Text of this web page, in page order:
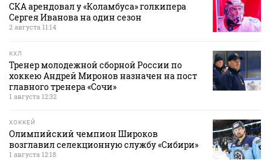
СКА арендовал у «Коламбуса» голкипера
Сергея Иванова на один сезон
2 августа 11:14
КХЛ
Тренер молодежной сборной России по
хоккею Андрей Миронов назначен на пост
главного тренера «Сочи»
1 августа 12:32
ХОККЕЙ
Олимпийский чемпион Широков
возглавил селекционную службу «Сибири»
1 августа 12:18